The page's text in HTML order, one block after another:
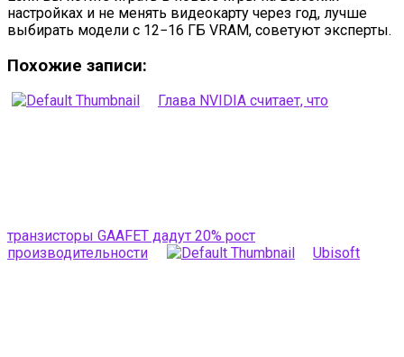
настройках и не менять видеокарту через год, лучше
выбирать модели с 12−16 ГБ VRAM, советуют эксперты.
Похожие записи:
Глава NVIDIA считает, что
транзисторы GAAFET дадут 20% рост
производительности
Ubisoft